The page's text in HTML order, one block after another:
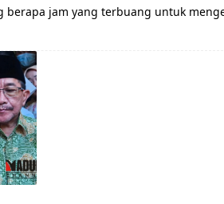
berapa jam yang terbuang untuk